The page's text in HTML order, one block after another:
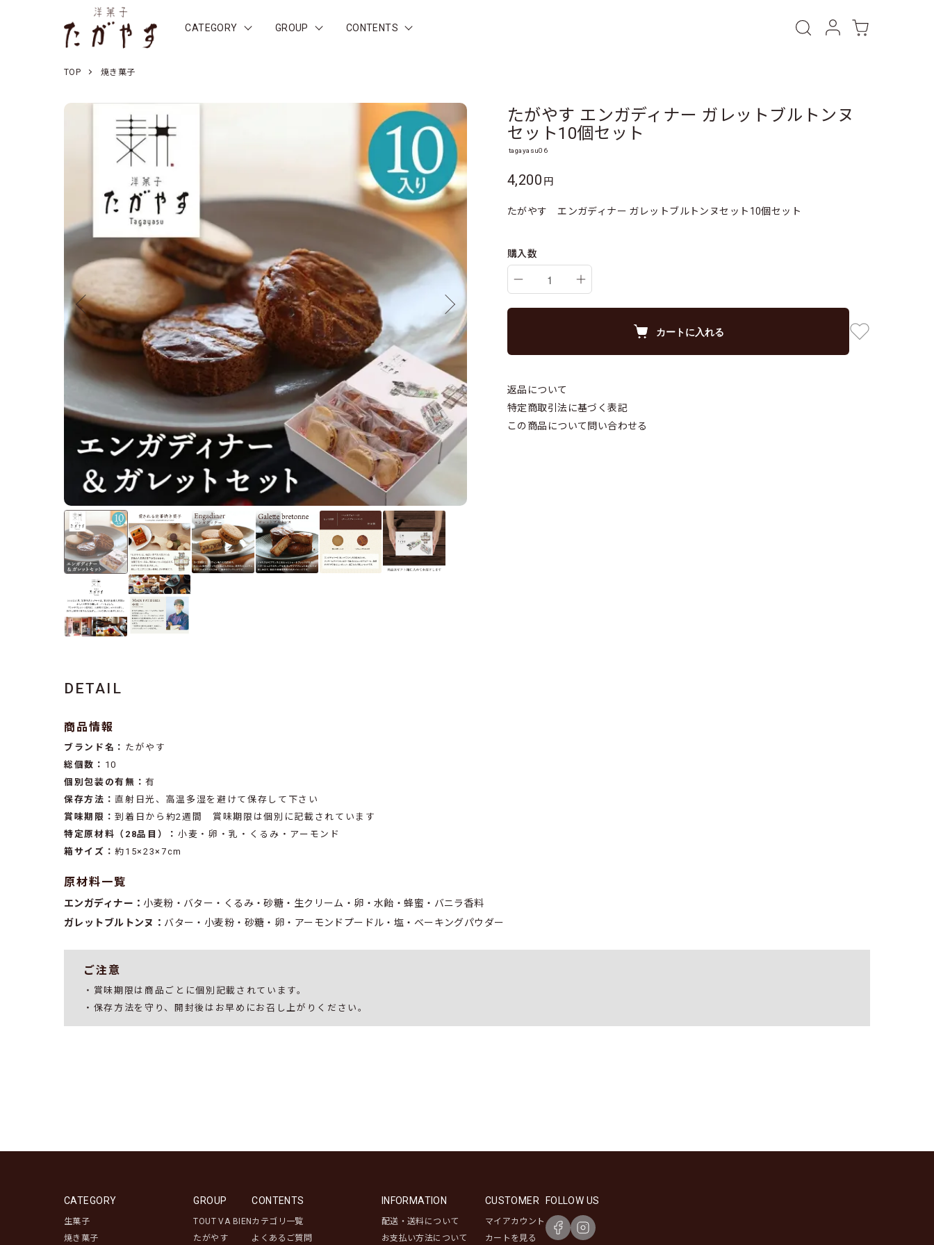
CATEGORY GROUP CONTENTS
TOP 焼き菓子
たがやす エンガディナー ガレットブルトンヌ
セット10個セット
tagayasu06
4,200 円
たがやす エンガディナー ガレットブルトンヌセット10個セット
購入数
カートに入れる
返品について
特定商取引法に基づく表記
この商品について問い合わせる
DETAIL
商品情報
ブランド名： たがやす
総個数： 10
個別包装の有無：有
保存方法：直射日光、高温多湿を避けて保存して下さい
賞味期限：到着日から約2週間 賞味期限は個別に記載されています
特定原材料（28品目）： 小麦・卵・乳・くるみ・アーモンド
箱サイズ：約15×23×7cm
原材料一覧
エンガディナー： 小麦粉・バター・くるみ・砂糖・生クリーム・卵・水飴・蜂蜜・バニラ香料
ガレットブルトンヌ： バター・小麦粉・砂糖・卵・アーモンドプードル・塩・ベーキングパウダー
ご注意
・賞味期限は商品ごとに個別記載されています。
・保存方法を守り、開封後はお早めにお召し上がりください。
CATEGORY
生菓子
焼き菓子
GROUP
TOUT VA BIEN
たがやす
CONTENTS
カテゴリ一覧
よくあるご質問
INFORMATION
配送・送料について
お支払い方法について
CUSTOMER
マイアカウント
カートを見る
FOLLOW US